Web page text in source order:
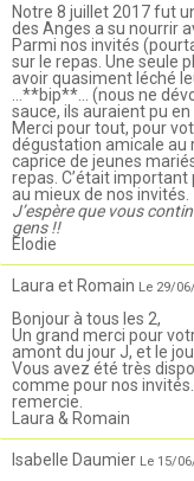
Notre 8 juillet 2017 fut
des Anges a su nourrir
Parmi nos invités
sur le repas. Une seule
avoir quasiment léché
…**bip**… (nous ne
sauce, ils auraient pu en
Merci pour tout, pour
dégustation amicale au
caprice de jeunes
repas. C’était
au mieux de nos invités.
J’espère que vous
gens !!
Elodie
Laura et Romain Le 29/
Bonjour à tous les 2,
Un grand merci pour
amont du jour J, et le
Vous avez été très
comme pour nos
remercie.
Laura & Romain
Isabelle Daumier Le 15/